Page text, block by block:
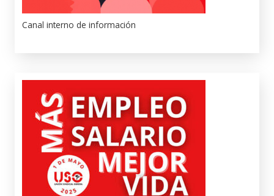
Canal interno de información